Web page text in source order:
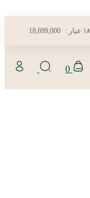
18,699,000
0